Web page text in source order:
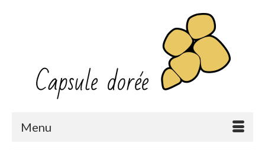
Menu